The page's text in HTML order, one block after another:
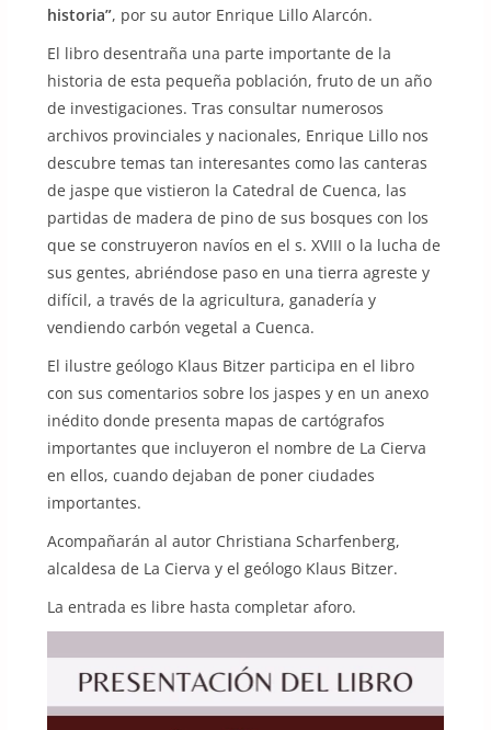
historia”, por su autor Enrique Lillo Alarcón.
El libro desentraña una parte importante de la
historia de esta pequeña población, fruto de un año
de investigaciones. Tras consultar numerosos
archivos provinciales y nacionales, Enrique Lillo nos
descubre temas tan interesantes como las canteras
de jaspe que vistieron la Catedral de Cuenca, las
partidas de madera de pino de sus bosques con los
que se construyeron navíos en el s. XVIII o la lucha de
sus gentes, abriéndose paso en una tierra agreste y
difícil, a través de la agricultura, ganadería y
vendiendo carbón vegetal a Cuenca.
El ilustre geólogo Klaus Bitzer participa en el libro
con sus comentarios sobre los jaspes y en un anexo
inédito donde presenta mapas de cartógrafos
importantes que incluyeron el nombre de La Cierva
en ellos, cuando dejaban de poner ciudades
importantes.
Acompañarán al autor Christiana Scharfenberg,
alcaldesa de La Cierva y el geólogo Klaus Bitzer.
La entrada es libre hasta completar aforo.